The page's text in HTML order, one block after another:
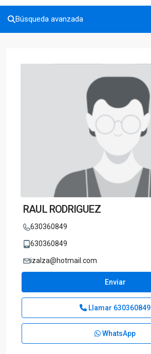
Búsqueda avanzada
RAUL RODRIGUEZ
630360849
630360849
izalza@hotmail.com
Enviar
Llamar 630360849
WhatsApp